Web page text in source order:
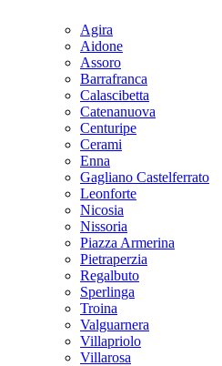
Agira
Aidone
Assoro
Barrafranca
Calascibetta
Catenanuova
Centuripe
Cerami
Enna
Gagliano Castelferrato
Leonforte
Nicosia
Nissoria
Piazza Armerina
Pietraperzia
Regalbuto
Sperlinga
Troina
Valguarnera
Villapriolo
Villarosa